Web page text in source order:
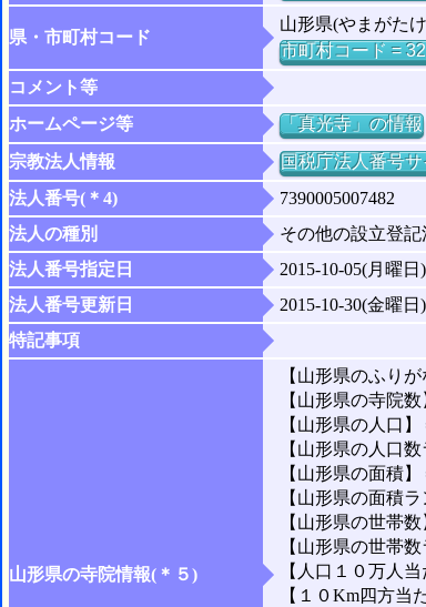
県・市町村コード
山形県(やまがた
市町村コード =
コメント等
ホームページ等
「真光寺」の情報
宗教法人情報
国税庁法人番号
法人番号(＊4)
7390005007482
法人の種別
その他の設立登記
法人番号指定日
2015-10-05(月曜日)
法人番号更新日
2015-10-30(金曜日)
特記事項
山形県の寺院情報(＊５)
【山形県のふり
【山形県の寺院
【山形県の人口】
【山形県の人口
【山形県の面積
【山形県の面積
【山形県の世帯
【山形県の世帯
【人口１０万人
【１０Km四方当